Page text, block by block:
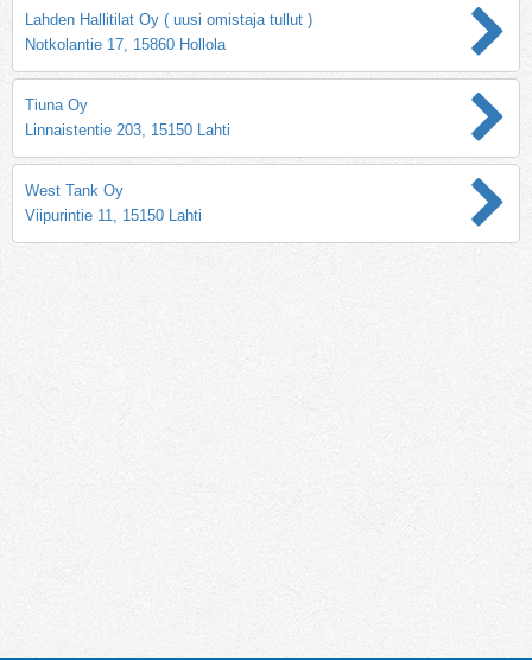
Lahden Hallitilat Oy ( uusi omistaja tullut )
Notkolantie 17, 15860 Hollola
Tiuna Oy
Linnaistentie 203, 15150 Lahti
West Tank Oy
Viipurintie 11, 15150 Lahti